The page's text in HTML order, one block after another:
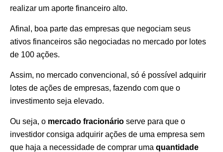
realizar um aporte financeiro alto.
Afinal, boa parte das empresas que negociam seus
ativos financeiros são negociadas no mercado por lotes
de 100 ações.
Assim, no mercado convencional, só é possível adquirir
lotes de ações de empresas, fazendo com que o
investimento seja elevado.
Ou seja, o mercado fracionário serve para que o
investidor consiga adquirir ações de uma empresa sem
que haja a necessidade de comprar uma quantidade